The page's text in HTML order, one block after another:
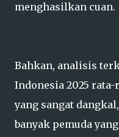
menghasilkan cuan.
Bahkan, analisis
Indonesia 2025
yang sangat
banyak pemuda